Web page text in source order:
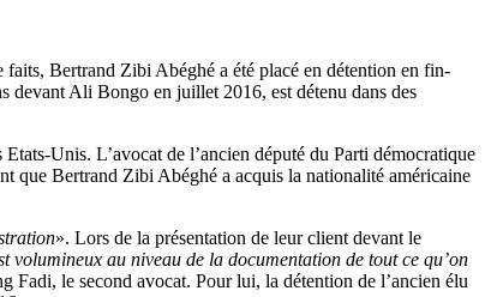
faits, Bertrand Zibi Abéghé a été placé en détention en fin-
devant Ali Bongo en juillet 2016, est détenu dans des
Unis. L’avocat de l’ancien député du Parti démocratique
que Bertrand Zibi Abéghé a acquis la nationalité américaine
». Lors de la présentation de leur client devant le
volumineux au niveau de la documentation de tout ce qu’on
Fadi, le second avocat. Pour lui, la détention de l’ancien élu